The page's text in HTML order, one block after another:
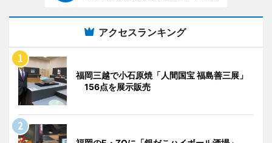
アクセスランキング
福岡三越で小石原焼「人間国宝 福島善三展」
156点を展示販売